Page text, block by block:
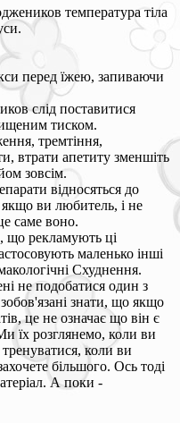
температура тіла
перед їжею, запиваючи
слід поставитися
тиском.
тремтіння,
втрати апетиту зменшіть
зовсім.
відносяться до
якщо ви любитель, і не
саме воно.
що рекламують ці
маленько інші
Схуднення.
не подобатися один з
знати, що якщо
це не означає що він є
їх розглянемо, коли ви
коли ви
більшого. Ось тоді
А поки -